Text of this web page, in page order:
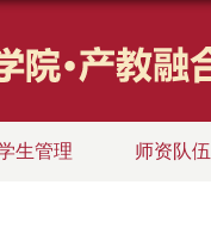
生管理 师资队伍